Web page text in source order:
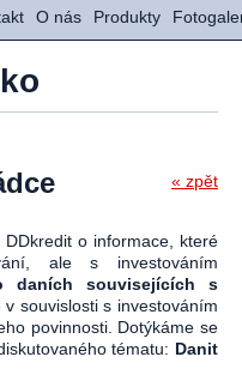
O nás Produkty
« zpět
o informace, které
ale s investováním
daních souvisejících s
souvislosti s investováním
povinnosti. Dotýkáme se
tématu: Danit